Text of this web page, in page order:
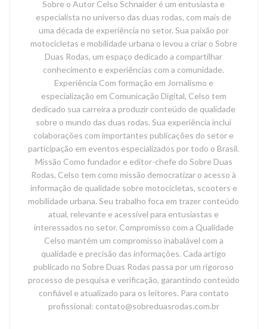
Sobre o Autor Celso Schnaider é um entusiasta e
especialista no universo das duas rodas, com mais de
uma década de experiência no setor. Sua paixão por
motocicletas e mobilidade urbana o levou a criar o Sobre
Duas Rodas, um espaço dedicado a compartilhar
conhecimento e experiências com a comunidade.
Experiência Com formação em Jornalismo e
especialização em Comunicação Digital, Celso tem
dedicado sua carreira a produzir conteúdo de qualidade
sobre o mundo das duas rodas. Sua experiência inclui
colaborações com importantes publicações do setor e
participação em eventos especializados por todo o Brasil.
Missão Como fundador e editor-chefe do Sobre Duas
Rodas, Celso tem como missão democratizar o acesso à
informação de qualidade sobre motocicletas, scooters e
mobilidade urbana. Seu trabalho foca em trazer conteúdo
atual, relevante e acessível para entusiastas e
interessados no setor. Compromisso com a Qualidade
Celso mantém um compromisso inabalável com a
qualidade e precisão das informações. Cada artigo
publicado no Sobre Duas Rodas passa por um rigoroso
processo de pesquisa e verificação, garantindo conteúdo
confiável e atualizado para os leitores. Para contato
profissional: contato@sobreduasrodas.com.br